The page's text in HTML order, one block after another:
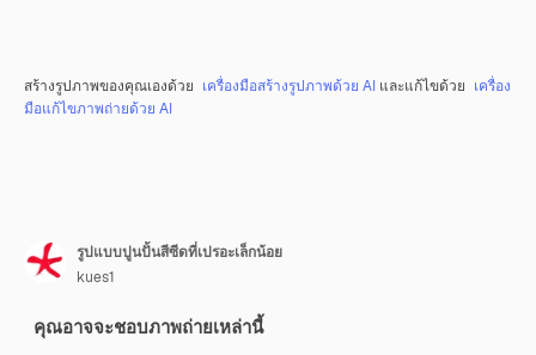
สร้างรูปภาพของคุณเองด้วย เครื่องมือสร้างรูปภาพด้วย AI และแก้ไขด้วย เครื่อง
มือแก้ไขภาพถ่ายด้วย AI
รูปแบบปูนปั้นสีซีดที่เปรอะเล็กน้อย
kues1
คุณอาจจะชอบภาพถ่ายเหล่านี้